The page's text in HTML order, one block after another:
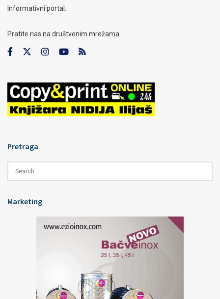
Informativni portal.
Pratite nas na društvenim mrežama:
Pretraga
Marketing